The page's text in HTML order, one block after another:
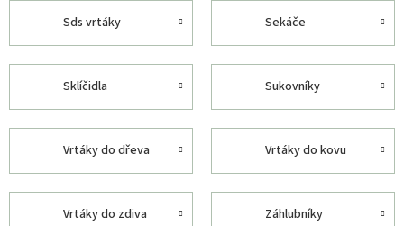
sds vrtáky sekáče
sklíčidla sukovníky
vrtáky do dřeva vrtáky do kovu
vrtáky do zdiva záhlubníky